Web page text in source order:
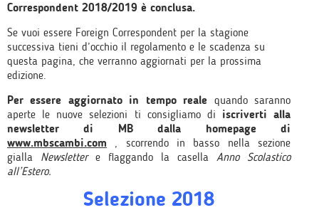
Correspondent 2018/2019 è conclusa.
Se vuoi essere Foreign Correspondent per la stagione
successiva tieni d’occhio il regolamento e le scadenza su
questa pagina, che verranno aggiornati per la prossima
edizione.
Per essere aggiornato in tempo reale quando saranno
aperte le nuove selezioni ti consigliamo di iscriverti alla
newsletter di MB dalla homepage di
www.mbscambi.com , scorrendo in basso nella sezione
gialla Newsletter e flaggando la casella Anno Scolastico
all’Estero.
Selezione 2018